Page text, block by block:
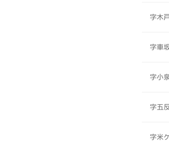
字木
字車
字小
字五
字米